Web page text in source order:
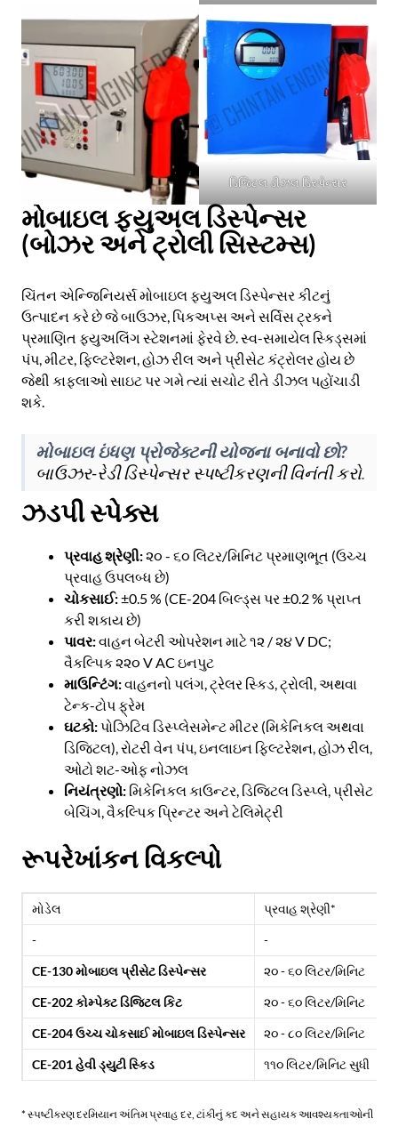
BN
ML
PT
ડિજિટલ ડીઝલ ડિસ્પેન્સર
મોબાઇલ ફ્યુઅલ ડિસ્પેન્સર
(બોઝર અને ટ્રોલી સિસ્ટમ્સ)
ચિંતન એન્જિનિયર્સ મોબાઇલ ફ્યુઅલ ડિસ્પેન્સર કીટનું
ઉત્પાદન કરે છે જે બાઉઝર, પિકઅપ્સ અને સર્વિસ ટ્રકને
પ્રમાણિત ફ્યુઅલિંગ સ્ટેશનમાં ફેરવે છે. સ્વ-સમાયેલ સ્કિડ્સમાં
પંપ, મીટર, ફિલ્ટરેશન, હોઝ રીલ અને પ્રીસેટ કંટ્રોલર હોય છે
જેથી કાફલાઓ સાઇટ પર ગમે ત્યાં સચોટ રીતે ડીઝલ પહોંચાડી
શકે.
મોબાઇલ ઇંધણ પ્રોજેક્ટની યોજના બનાવો છો?
બાઉઝર-રેડી ડિસ્પેન્સર સ્પષ્ટીકરણની વિનંતી કરો.
ઝડપી સ્પેક્સ
પ્રવાહ શ્રેણી:૨૦ - ૬૦ લિટર/મિનિટ પ્રમાણભૂત (ઉચ્ચ
પ્રવાહ ઉપલબ્ધ છે)
ચોકસાઈ:±0.5 % (CE-204 બિલ્ડ્સ પર ±0.2 % પ્રાપ્ત
કરી શકાય છે)
પાવર:વાહન બેટરી ઓપરેશન માટે ૧૨ / ૨૪ V DC;
વૈકલ્પિક ૨૨૦ V AC ઇનપુટ
માઉન્ટિંગ:વાહનનો પલંગ, ટ્રેલર સ્કિડ, ટ્રોલી, અથવા
ટેન્ક-ટોપ ફ્રેમ
ઘટકો:પોઝિટિવ ડિસ્પ્લેસમેન્ટ મીટર (મિકેનિકલ અથવા
ડિજિટલ), રોટરી વેન પંપ, ઇનલાઇન ફિલ્ટરેશન, હોઝ રીલ,
ઓટો શટ-ઓફ નોઝલ
નિયંત્રણો: મિકેનિકલ કાઉન્ટર, ડિજિટલ ડિસ્પ્લે, પ્રીસેટ
બેચિંગ, વૈકલ્પિક પ્રિન્ટર અને ટેલિમેટ્રી
રૂપરેખાંકન વિકલ્પો
મોડેલ પ્રવાહ શ્રેણી*
- -
CE-130 મોબાઇલ પ્રીસેટ ડિસ્પેન્સર ૨૦ - ૬૦ લિટર/મિનિટ
CE-202 કોમ્પેક્ટ ડિજિટલ કિટ ૨૦ - ૬૦ લિટર/મિનિટ
CE-204 ઉચ્ચ ચોકસાઈ મોબાઇલ ડિસ્પેન્સર ૨૦ - ૮૦ લિટર/મિનિટ
CE-201 હેવી ડ્યુટી સ્કિડ ૧૧૦ લિટર/મિનિટ સુધી
* સ્પષ્ટીકરણ દરમિયાન અંતિમ પ્રવાહ દર, ટાંકીનું કદ અને સહાયક આવશ્યકતાઓની